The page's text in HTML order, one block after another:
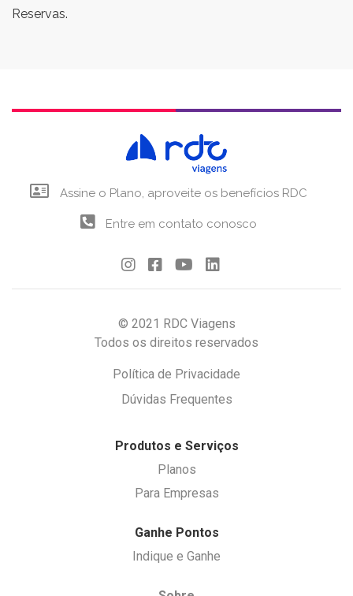
Reservas.
Assine o Plano, aproveite os benefícios RDC
Entre em contato conosco
© 2021 RDC Viagens
Todos os direitos reservados
Política de Privacidade
Dúvidas Frequentes
Produtos e Serviços
Planos
Para Empresas
Ganhe Pontos
Indique e Ganhe